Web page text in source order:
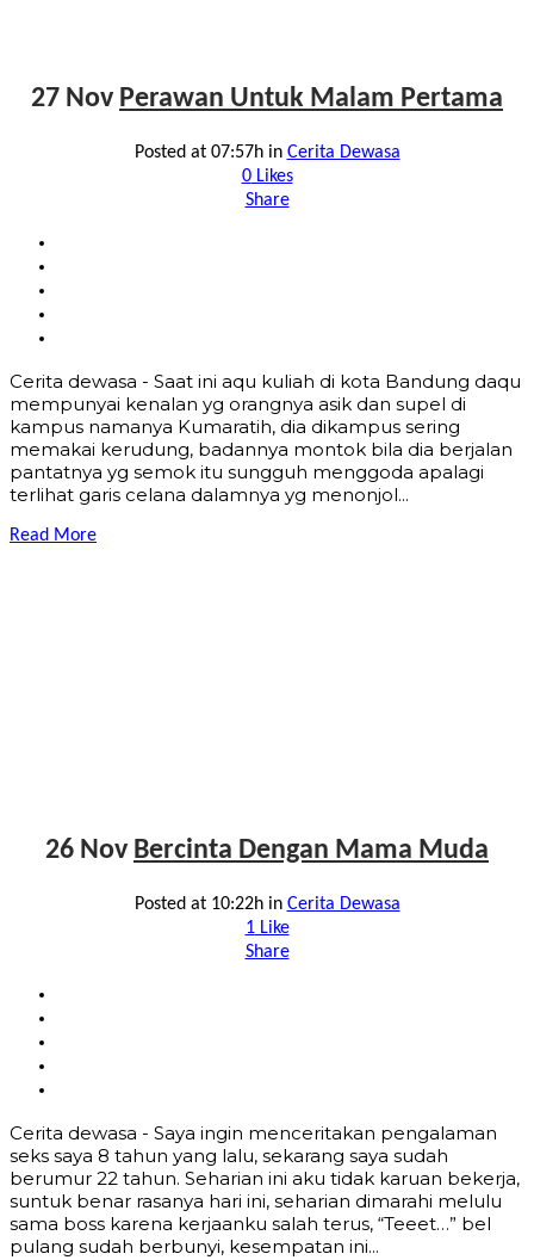
27 Nov Perawan Untuk Malam Pertama
Posted at 07:57hin Cerita Dewasa
0Likes
Share
Cerita dewasa - Saat ini aqu kuliah di kota Bandung daqu
mempunyai kenalan yg orangnya asik dan supel di
kampus namanya Kumaratih, dia dikampus sering
memakai kerudung, badannya montok bila dia berjalan
pantatnya yg semok itu sungguh menggoda apalagi
terlihat garis celana dalamnya yg menonjol...
Read More
26 Nov Bercinta Dengan Mama Muda
Posted at 10:22hin Cerita Dewasa
1Like
Share
Cerita dewasa - Saya ingin menceritakan pengalaman
seks saya 8 tahun yang lalu, sekarang saya sudah
berumur 22 tahun. Seharian ini aku tidak karuan bekerja,
suntuk benar rasanya hari ini, seharian dimarahi melulu
sama boss karena kerjaanku salah terus, “Teeet…” bel
pulang sudah berbunyi, kesempatan ini...